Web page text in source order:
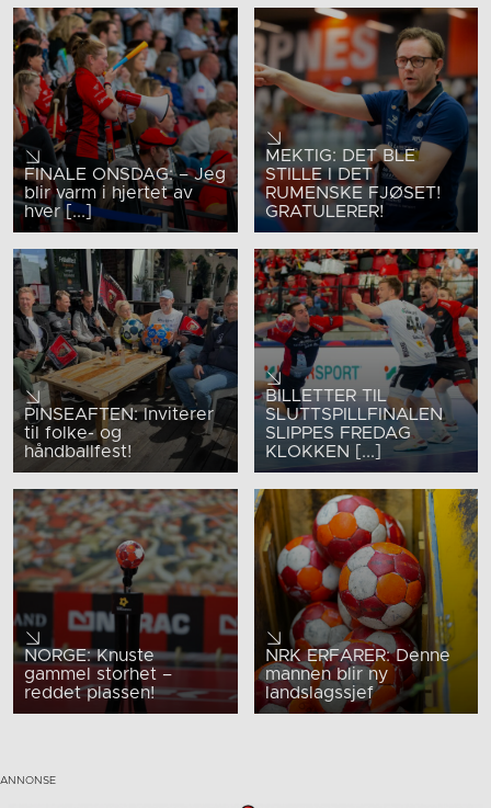
FINALE ONSDAG: – Jeg
blir varm i hjertet av
hver [...]
MEKTIG: DET BLE
STILLE I DET
RUMENSKE FJØSET!
GRATULERER!
PINSEAFTEN: Inviterer
til folke- og
håndballfest!
BILLETTER TIL
SLUTTSPILLFINALEN
SLIPPES FREDAG
KLOKKEN [...]
NORGE: Knuste
gammel storhet –
reddet plassen!
NRK ERFARER: Denne
mannen blir ny
landslagssjef